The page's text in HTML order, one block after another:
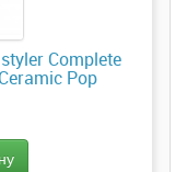
Complete
Pop